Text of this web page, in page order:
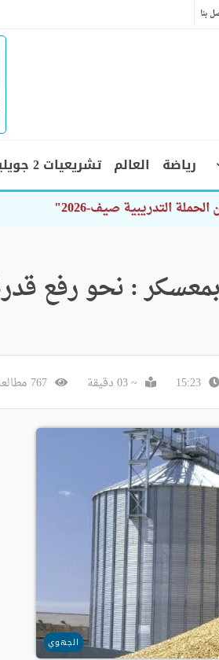
بنا
رياضة العالم تشريعيات 2 جويلية 2026
التدريبية صيف-2026"
استعدادا لموسم الحصاد 2025 – 2026 بمعسكر : نحو رفع
15:23 ~ 03 دقيقة 767 مطالعة
الجهوي